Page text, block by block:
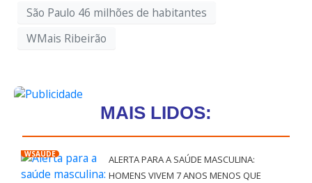
São Paulo 46 milhões de habitantes
WMais Ribeirão
MAIS LIDOS:
WSAÚDE
ALERTA PARA A SAÚDE MASCULINA:
HOMENS VIVEM 7 ANOS MENOS QUE